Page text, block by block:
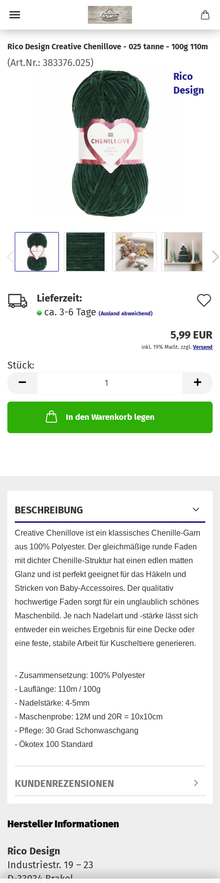
Rico Design Creative Chenillove - 025 tanne - 100g 110m
(Art.Nr.: 383376.025)
Rico
Design
Lieferzeit:
ca. 3-6 Tage (Ausland abweichend)
5,99 EUR
inkl. 19% MwSt. zzgl. Versand
Stück:
Stück
In den Warenkorb legen
BESCHREIBUNG
Creative Chenillove ist ein klassisches Chenille-Garn
aus 100% Polyester. Der gleichmäßige runde Faden
mit dichter Chenille-Struktur hat einen edlen matten
Glanz und ist perfekt geeignet für das Häkeln und
Stricken von Baby-Accessoires. Der qualitativ
hochwertige Faden sorgt für ein unglaublich schönes
Maschenbild. Je nach Nadelart und -stärke lässt sich
entweder ein weiches Ergebnis für eine Decke oder
eine feste, stabile Arbeit für Kuscheltiere generieren.
- Zusammensetzung: 100% Polyester
- Lauflänge: 110m / 100g
- Nadelstärke: 4-5mm
- Maschenprobe: 12M und 20R = 10x10cm
- Pflege: 30 Grad Schonwaschgang
- Ökotex 100 Standard
KUNDENREZENSIONEN
Hersteller Informationen
Rico Design
Industriestr. 19 – 23
D-33034 Brakel